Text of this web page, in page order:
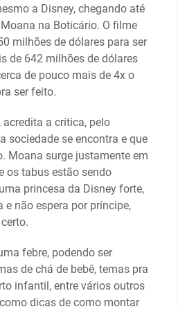
a Disney, chegando até
na Boticário. O filme
milhões de dólares para ser
de 642 milhões de dólares
de pouco mais de 4x o
ser feito.
acredita a crítica, pelo
sociedade se encontra e que
Moana surge justamente em
os tabus estão sendo
princesa da Disney forte,
e não espera por príncipe,
febre, podendo ser
de chá de bebê, temas pra
infantil, entre vários outros
dicas de como montar